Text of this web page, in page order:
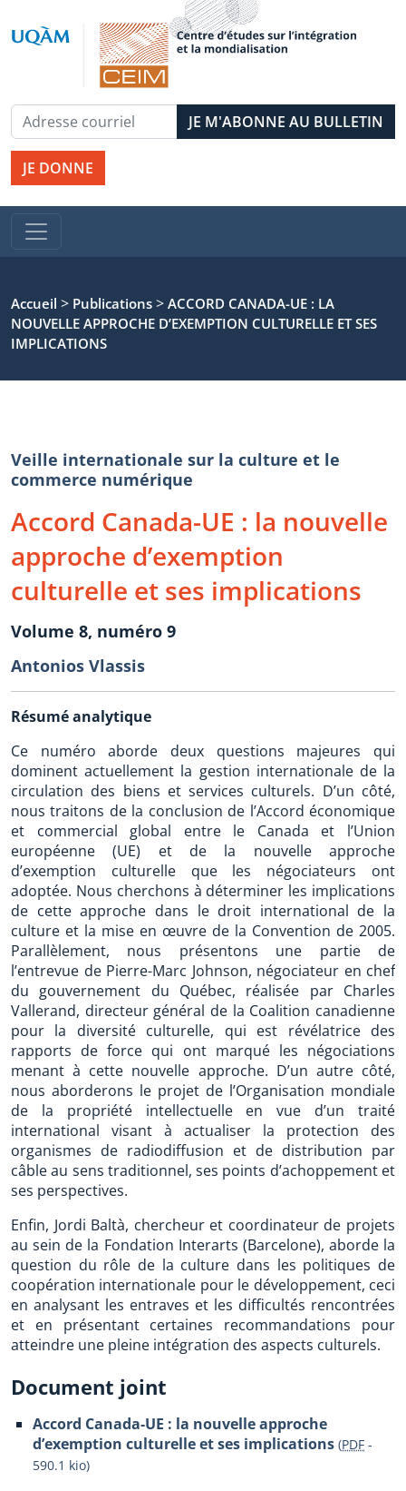
JE DONNE
Accueil > Publications > ACCORD CANADA-UE : LA
NOUVELLE APPROCHE D’EXEMPTION CULTURELLE ET SES
IMPLICATIONS
Veille internationale sur la culture et le
commerce numérique
Accord Canada-UE : la nouvelle
approche d’exemption
culturelle et ses implications
Volume 8, numéro 9
Antonios Vlassis
Résumé analytique
Ce numéro aborde deux questions majeures qui
dominent actuellement la gestion internationale de la
circulation des biens et services culturels. D’un côté,
nous traitons de la conclusion de l’Accord économique
et commercial global entre le Canada et l’Union
européenne (UE) et de la nouvelle approche
d’exemption culturelle que les négociateurs ont
adoptée. Nous cherchons à déterminer les implications
de cette approche dans le droit international de la
culture et la mise en œuvre de la Convention de 2005.
Parallèlement, nous présentons une partie de
l’entrevue de Pierre-Marc Johnson, négociateur en chef
du gouvernement du Québec, réalisée par Charles
Vallerand, directeur général de la Coalition canadienne
pour la diversité culturelle, qui est révélatrice des
rapports de force qui ont marqué les négociations
menant à cette nouvelle approche. D’un autre côté,
nous aborderons le projet de l’Organisation mondiale
de la propriété intellectuelle en vue d’un traité
international visant à actualiser la protection des
organismes de radiodiffusion et de distribution par
câble au sens traditionnel, ses points d’achoppement et
ses perspectives.
Enfin, Jordi Baltà, chercheur et coordinateur de projets
au sein de la Fondation Interarts (Barcelone), aborde la
question du rôle de la culture dans les politiques de
coopération internationale pour le développement, ceci
en analysant les entraves et les difficultés rencontrées
et en présentant certaines recommandations pour
atteindre une pleine intégration des aspects culturels.
Document joint
Accord Canada-UE : la nouvelle approche
d’exemption culturelle et ses implications (PDF -
590.1 kio)